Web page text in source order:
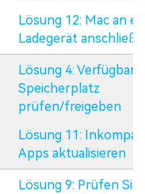
Lösung 12: Mac an
Ladegerät
Lösung 4:
Speicherplatz
prüfen/freigeben
Lösung 11:
Apps aktualisieren
Lösung 9: Prüfen Sie